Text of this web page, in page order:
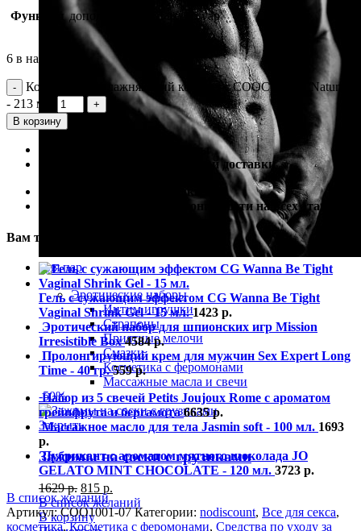
Для пар
Эротические наборы
Интим игрушки
Страпоны
Приятные мелочи
Смазки
Косметика с феромонами
Массажные масла и свечи
-50%
Закрыть
Зажимы на соски с грузиками
1629р. 815 р.
В список желаний
В корзину
Функция дополнительный аксессуар
6 в наличии
Количество Увлажняющий комплекс COOCHY Au Natural
- 213 мл.
В корзину
100% гарантия лучшей цены
100% гарантия самой быстрой доставки
100% гарантия от подделки
100% гарантия полной анонимности на всех этапах
Вам также могут понадобиться
Гель с сужающим эффектом CG Wanna Be Tight
Vaginal Shrink Gel - 15 мл.1423 р.
Эротический набор для шпионских игр Mission
Irresistible Box4584р.
Пролонгирующий крем для мужчин Sex Expert Long
Time - 40 гр.559р.
Набор из 5 свечей Petits Joujoux Rome с ароматом
грейпфрута и бергамота6635р.
Массажное масло для тела Jasmin soft - 100 мл. 1693
р.
Лубрикант с ароматом мятного шоколада JO
GELATO MINT CHOCOLATE - 120 мл. 3723 р.
В список желаний
Артикул:COO1001-07 Категории: nodiscount, Все для секса,
косметика, Косметика с феромонами, Средства по уходу за